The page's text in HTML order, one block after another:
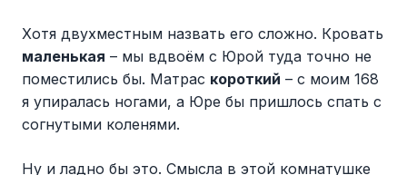
Хотя двухместным назвать его сложно. Кровать
маленькая – мы вдвоём с Юрой туда точно не
поместились бы. Матрас короткий – с моим 168
я упиралась ногами, а Юре бы пришлось спать с
согнутыми коленями.
Ну и ладно бы это. Смысла в этой комнатушке